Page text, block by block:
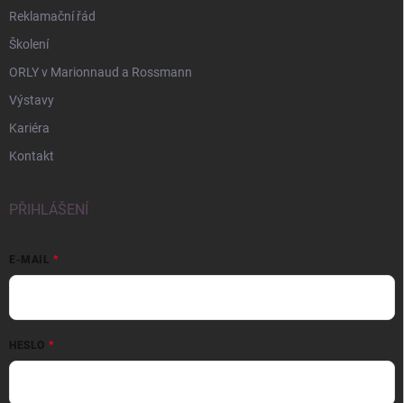
Reklamační řád
Školení
ORLY v Marionnaud a Rossmann
Výstavy
Kariéra
Kontakt
PŘIHLÁŠENÍ
E-MAIL
HESLO